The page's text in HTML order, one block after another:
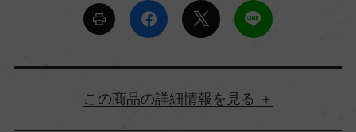
詳細情報